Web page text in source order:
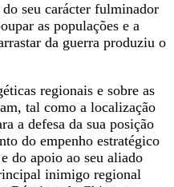
seu carácter fulminador
as populações e a
da guerra produziu o
regionais e sobre as
tal como a localização
a defesa da sua posição
do empenho estratégico
do apoio ao seu aliado
inimigo regional